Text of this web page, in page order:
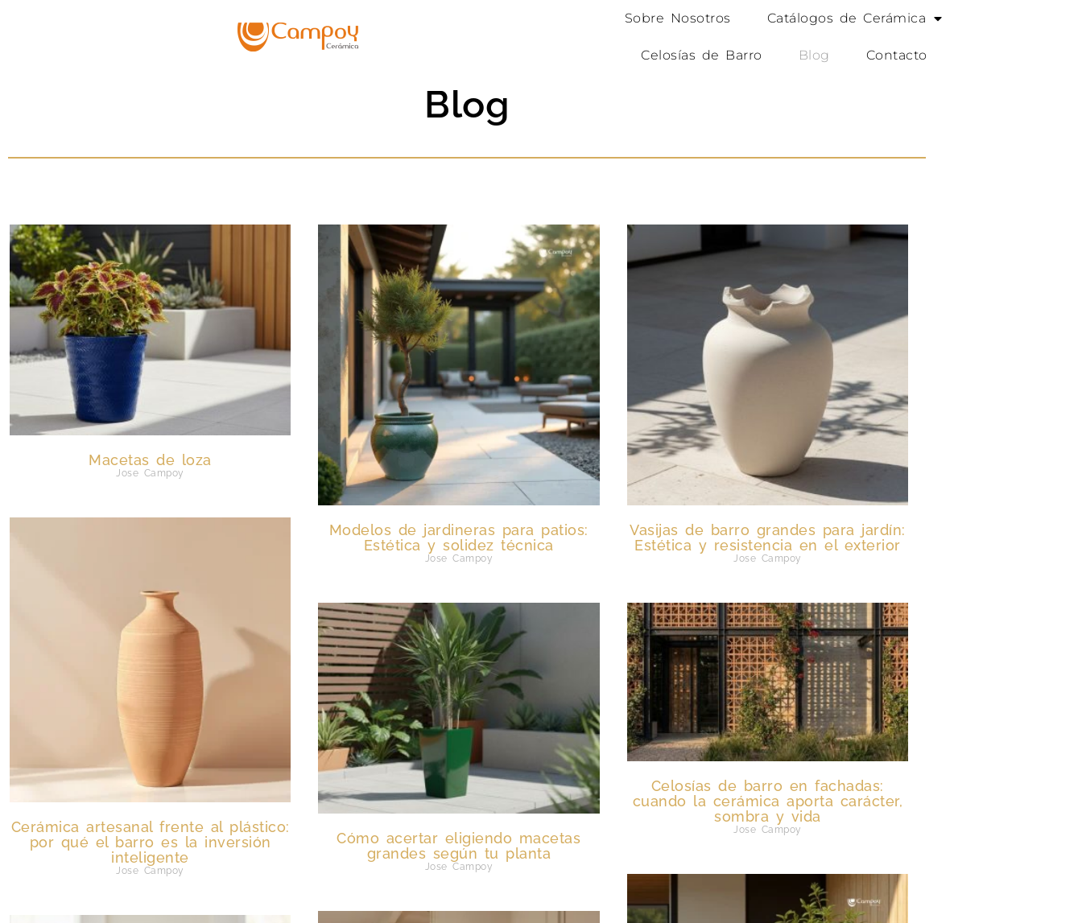
Sobre Nosotros Catálogos de Cerámica
Celosías de Barro Blog Contacto
Blog
Macetas de loza
Jose Campoy
Modelos de jardineras para patios:
Estética y solidez técnica
Jose Campoy
Vasijas de barro grandes para jardín:
Estética y resistencia en el exterior
Jose Campoy
Cerámica artesanal frente al plástico:
por qué el barro es la inversión
inteligente
Jose Campoy
Cómo acertar eligiendo macetas
grandes según tu planta
Jose Campoy
Celosías de barro en fachadas:
cuando la cerámica aporta carácter,
sombra y vida
Jose Campoy